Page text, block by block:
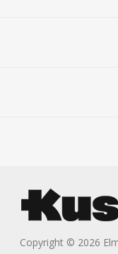
Copyright © 2026